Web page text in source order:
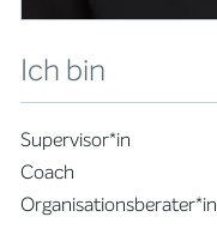
Ich bin
Supervisor*in
Coach
Organisationsberater*in